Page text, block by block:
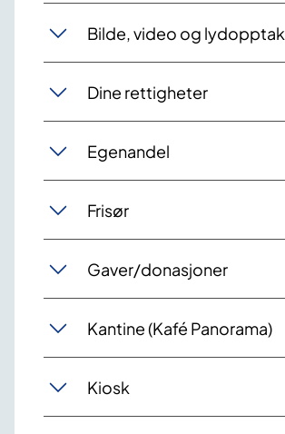
Bilde, video og lydopptak
Dine rettigheter
Egenandel
Frisør
Gaver/donasjoner
Kantine (Kafé Panorama)
Kiosk